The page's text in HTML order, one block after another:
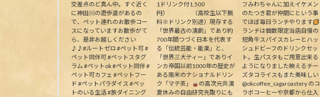
交差点のど真ん中。すぐ近く
に神田川の遊歩道があるの
で、ペット連れのお散歩コー
スになっていますお散歩がて
ら、是非お越しください
♪♪#ルートゼロ #ペット可 #
ペット同伴可 #ペットスタグ
ラム #ペットok #ペット同伴 #
ペット可カフェ #ペットフー
ド #ペットパラダイス #ペッ
トのいる生活 #旅ダイニング
1ドリンク付1,500
円） （高校生以下無
料※ドリンク別途）現存する
「世界最古の演劇」であり約
700年間つづく日本を代表す
る「伝統芸能・能楽」と、
「世界三大ティー」でありイ
ンカ帝国以前1000年の歴史が
ある南米のナショナルドリン
ク「マテ茶」
の高次元共演
夏休みの自由研究先取りにも
フみわちゃんに加えイケメン
のたつき君が仲間にという事
でほぼ毎日ランチやります
ランチは個数限定当店自慢の
短角牛スパイスカレーとハッ
シュドビーフのドリンクセッ
ト。生パスタもご用意出来る
ようになりました映えるチー
ズタコライスもまた美味しい
@okcoffee_sagaroastery のコ
ラボコーヒーや京都から仕入